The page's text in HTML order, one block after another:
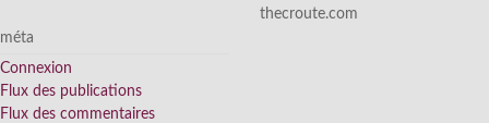
méta
Connexion
Flux des publications
Flux des commentaires
thecroute.com